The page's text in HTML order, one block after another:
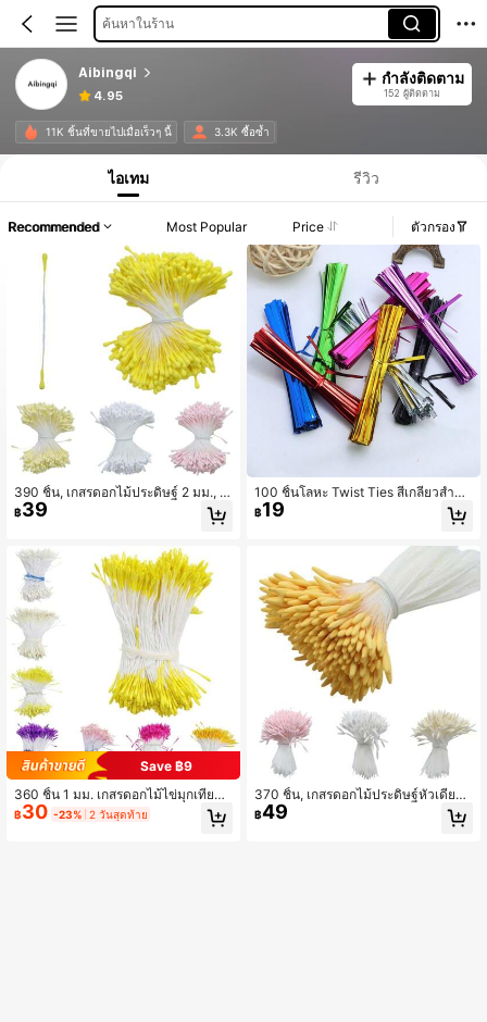
ค้นหาในร้าน
Aibingqi
4.95
กำลังติดตาม
152 ผู้ติดตาม
11K ชิ้นที่ขายไปเมื่อเร็วๆ นี้ 3.3K ซื้อซ้ำ
ไอเทม รีวิว
Recommended Most Popular Price ตัวกรอง
390 ชิ้น, เกสรดอกไม้ประดิษฐ์ 2 มม., ข
องตกแต่งงานฝีมือดอกไม้สำหรับบ้าน, เ
กสรดอกไม้ปลอม, อุปกรณ์ประกอบฉาก
ดุตกแต่งภายใน, ของตกแต่งห้อง, ของ
ตกแต่งห้องสวยงาม, ของตกแต่งห้องนอ
น, ของตกแต่งบ้าน, วันวาเลนไทน์, ของ
ขวัญวันเกิด, ของขวัญรับปริญญา
฿39
Save ฿9
360 ชิ้น 1 มม. เกสรดอกไม้ไข่มุกเทียม,
เหมาะสำหรับจัดดอกไม้และงานฝีมือ DI
Y, ศูนย์ดอกไม้ไข่มุกเทียม วัสดุตกแต่งบ้
฿30 -23% 2 วันสุดท้าย
100 ชิ้นโลหะ Twist Ties สีเกลียวสำหรั
บ Cellophane Party น่ารัก Cones ถุง
ขนมวันเกิด 8 สี 10 ซม./3.97in งานแต่
฿19
370 ชิ้น, เกสรดอกไม้ประดิษฐ์หัวเดียวแ
ละสองหัว 2 มม., ของตกแต่งงานฝีมือด
อกไม้สำหรับบ้าน, เกสรดอกไม้ปลอม, อุ
฿49